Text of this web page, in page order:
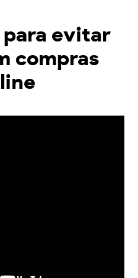
evitar
compras